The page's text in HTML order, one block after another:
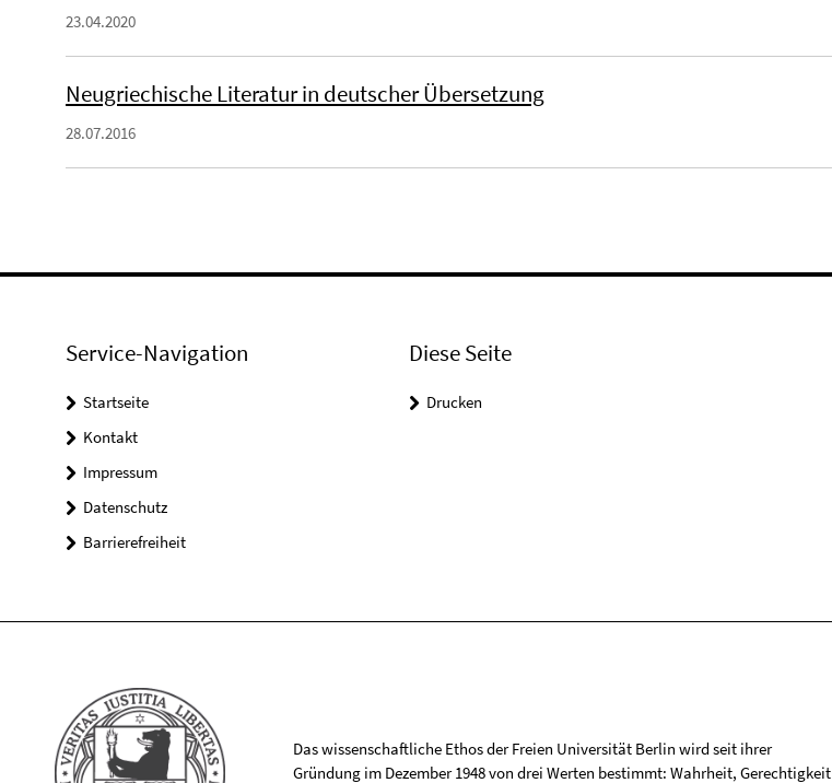
23.04.2020
Neugriechische Literatur in deutscher Übersetzung
28.07.2016
Service-Navigation
Startseite
Kontakt
Impressum
Datenschutz
Barrierefreiheit
Diese Seite
Drucken
Das wissenschaftliche Ethos der Freien Universität Berlin wird seit ihrer
Gründung im Dezember 1948 von drei Werten bestimmt: Wahrheit, Gerechtigkeit